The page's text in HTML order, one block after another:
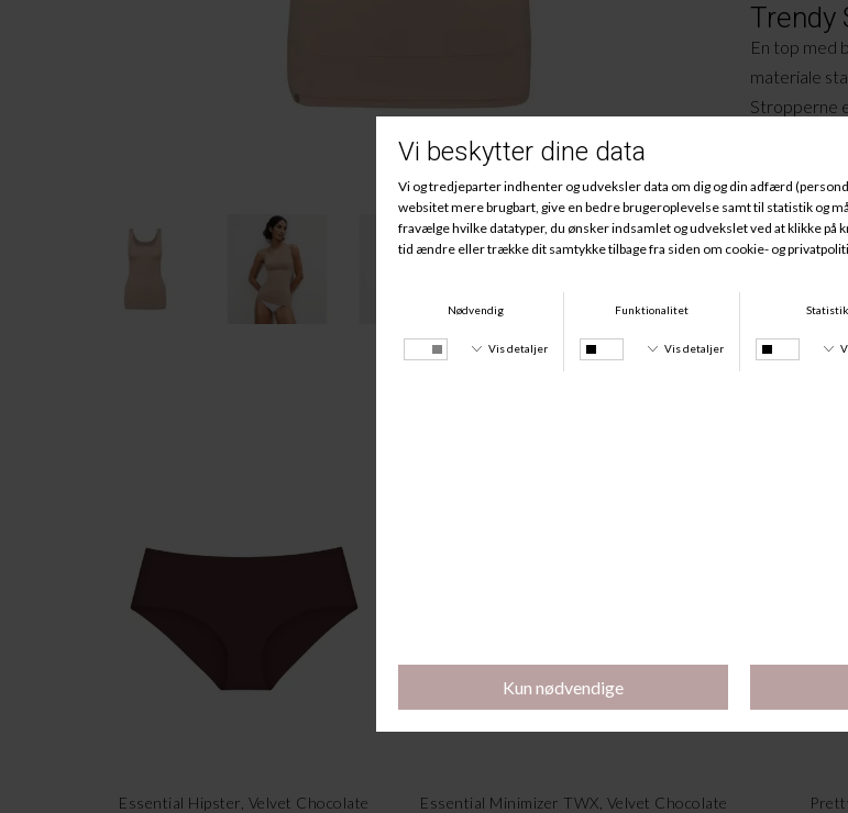
Trendy
En top med
materiale
Stropperne
Materiale:
87%
Essential Hipster, Velvet Chocolate
Essential Minimizer TWX, Velvet Chocolate